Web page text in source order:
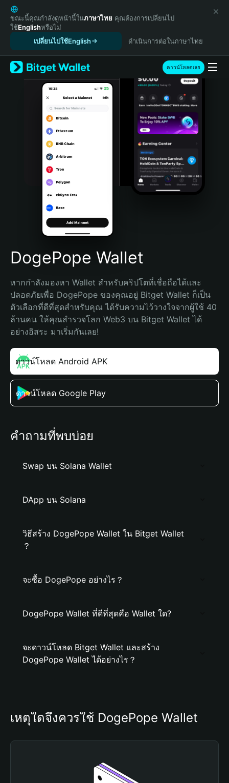
English
日本語
Tiếng Việt
Español (Latinoamérica)
Türkçe
Italiano
Português (Portugal)
Bahasa Indonesia
Português (Brasil)
Español (Argentina)
ขณะนี้คุณกำลังดูหน้านี้ในภาษาไทย คุณต้องการเปลี่ยนไป
ใช้Englishหรือไม่
เปลี่ยนไปใช้English
ดำเนินการต่อในภาษาไทย
ดาวน์โหลดเลย
DogePope Wallet
หากกำลังมองหา Wallet สำหรับคริปโตที่เชื่อถือได้และ
ปลอดภัยเพื่อ DogePope ของคุณอยู่ Bitget Wallet ก็เป็น
ตัวเลือกที่ดีที่สุดสำหรับคุณ ได้รับความไว้วางใจจากผู้ใช้ 40
ล้านคน ให้คุณสำรวจโลก Web3 บน Bitget Wallet ได้
อย่างอิสระ มาเริ่มกันเลย!
ดาวน์โหลด Android APK
ดาวน์โหลด Google Play
คำถามที่พบบ่อย
Swap บน Solana Wallet
DApp บน Solana
วิธีสร้าง DogePope Wallet ใน Bitget Wallet
？
จะซื้อ DogePope อย่างไร？
DogePope Wallet ที่ดีที่สุดคือ Wallet ใด?
จะดาวน์โหลด Bitget Wallet และสร้าง
DogePope Wallet ได้อย่างไร？
เหตุใดจึงควรใช้ DogePope Wallet